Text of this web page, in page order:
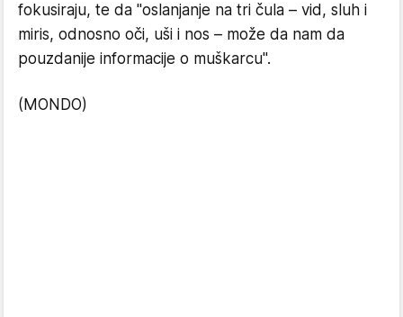
fokusiraju, te da "oslanjanje na tri čula – vid, sluh i
miris, odnosno oči, uši i nos – može da nam da
pouzdanije informacije o muškarcu".
(MONDO)